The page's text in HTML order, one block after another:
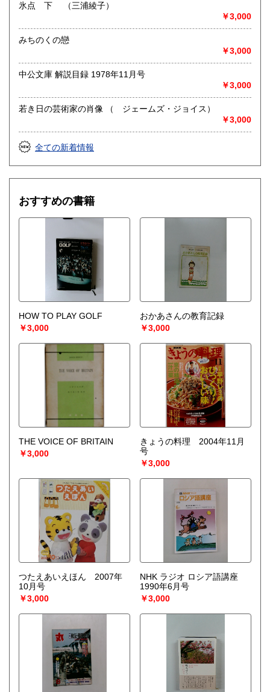
氷点 下 （三浦綾子）
￥3,000
みちのくの戀
￥3,000
中公文庫 解説目録 1978年11月号
￥3,000
若き日の芸術家の肖像 （ ジェームズ・ジョイス）
￥3,000
全ての新着情報
おすすめの書籍
HOW TO PLAY GOLF
￥3,000
おかあさんの教育記録
￥3,000
THE VOICE OF BRITAIN
￥3,000
きょうの料理 2004年11月
号
￥3,000
つたえあいえほん 2007年
10月号
￥3,000
NHK ラジオ ロシア語講座
1990年6月号
￥3,000